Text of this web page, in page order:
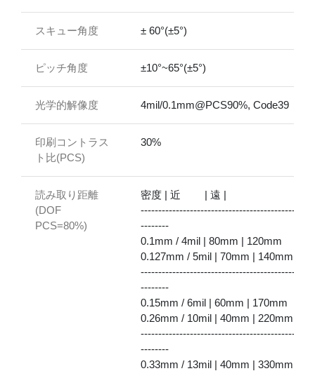
スキュー角度 ± 60°(±5°)
ピッチ角度 ±10°~65°(±5°)
光学的解像度 4mil/0.1mm@PCS90%, Code39
印刷コントラス
ト比(PCS)
30%
読み取り距離
(DOF
PCS=80%)
密度 | 近 | 遠 |
--------
0.1mm / 4mil | 80mm | 120mm
0.127mm / 5mil | 70mm | 140mm
--------
0.15mm / 6mil | 60mm | 170mm
0.26mm / 10mil | 40mm | 220mm
--------
0.33mm / 13mil | 40mm | 330mm